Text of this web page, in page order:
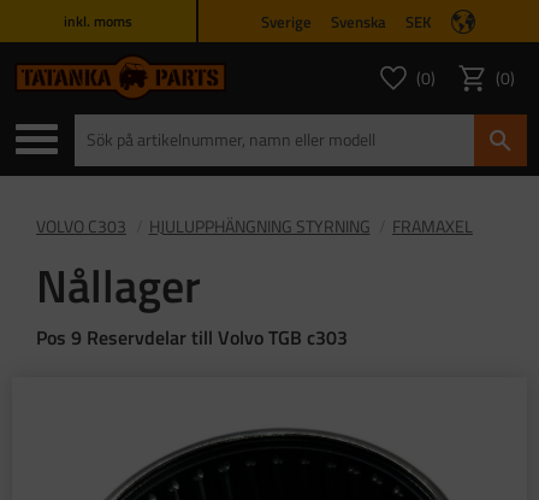
inkl. moms Sverige Svenska SEK
Favoriter
ANTAL
0 Kundvagn
0
VOLVO C303 HJULUPPHÄNGNING STYRNING FRAMAXEL
Nållager
Pos 9 Reservdelar till Volvo TGB c303